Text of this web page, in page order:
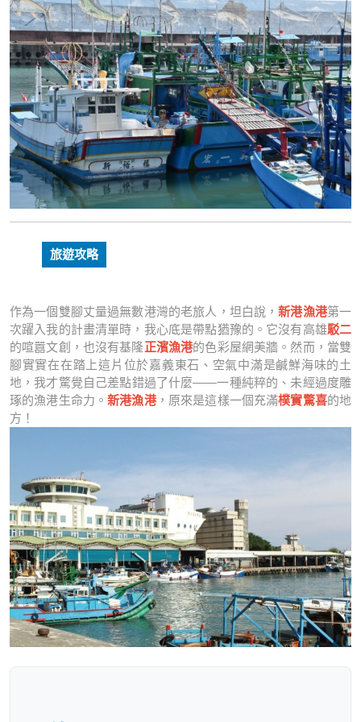
旅遊攻略
作為一個雙腳丈量過無數港灣的老旅人，坦白說，新港漁港第一
次躍入我的計畫清單時，我心底是帶點猶豫的。它沒有高雄駁二
的喧囂文創，也沒有基隆正濱漁港的色彩屋網美牆。然而，當雙
腳實實在在踏上這片位於嘉義東石、空氣中滿是鹹鮮海味的土
地，我才驚覺自己差點錯過了什麼——一種純粹的、未經過度雕
琢的漁港生命力。新港漁港，原來是這樣一個充滿樸實驚喜的地
方！